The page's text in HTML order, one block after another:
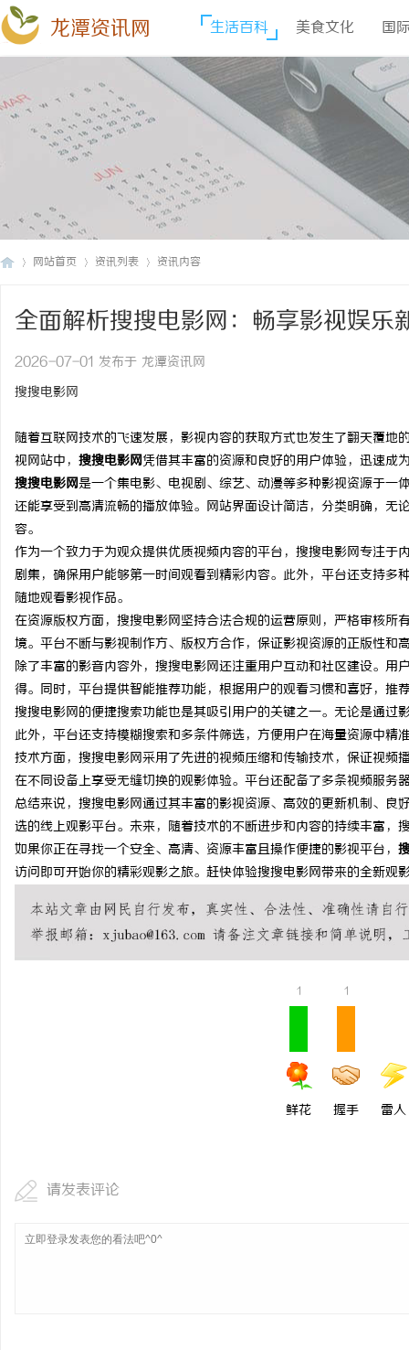
龙潭资讯网 生活百科 美食文化 国
网站首页 资讯列表 资讯内容
全面解析搜搜电影网：畅享影视娱乐
2026-07-01 发布于 龙潭资讯网
搜搜电影网
随着互联网技术的飞速发展，影视内容的获取方式也发生了翻天覆
视网站中， 搜搜电影网凭借其丰富的资源和良好的用户体验，迅速成
搜搜电影网是一个集电影、电视剧、综艺、动漫等多种影视资源于一
还能享受到高清流畅的播放体验。网站界面设计简洁，分类明确，
容。
作为一个致力于为观众提供优质视频内容的平台，搜搜电影网专注
剧集，确保用户能够第一时间观看到精彩内容。此外，平台还支持
随地观看影视作品。
在资源版权方面，搜搜电影网坚持合法合规的运营原则，严格审核
境。平台不断与影视制作方、版权方合作，保证影视资源的正版性和
除了丰富的影音内容外，搜搜电影网还注重用户互动和社区建设。
得。同时，平台提供智能推荐功能，根据用户的观看习惯和喜好，推
搜搜电影网的便捷搜索功能也是其吸引用户的关键之一。无论是通
此外，平台还支持模糊搜索和多条件筛选，方便用户在海量资源中精
技术方面，搜搜电影网采用了先进的视频压缩和传输技术，保证视
在不同设备上享受无缝切换的观影体验。平台还配备了多条视频服务
总结来说，搜搜电影网通过其丰富的影视资源、高效的更新机制、
选的线上观影平台。未来，随着技术的不断进步和内容的持续丰富
如果你正在寻找一个安全、高清、资源丰富且操作便捷的影视平台，
访问即可开始你的精彩观影之旅。赶快体验搜搜电影网带来的全新观
1
鲜花
1
握手 雷人
请发表评论
汉配眼镜 上海配眼镜 武汉配眼镜 上海配眼镜